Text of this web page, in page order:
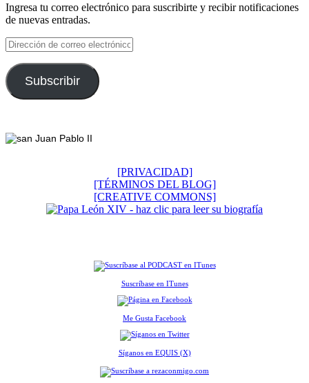
Ingresa tu correo electrónico para suscribirte y recibir notificaciones
de nuevas entradas.
Dirección
de
correo
electrónico
Subscribir
[PRIVACIDAD]
[TÉRMINOS DEL BLOG]
[CREATIVE COMMONS]
Suscríbase en ITunes
Me Gusta Facebook
Síganos en EQUIS (X)